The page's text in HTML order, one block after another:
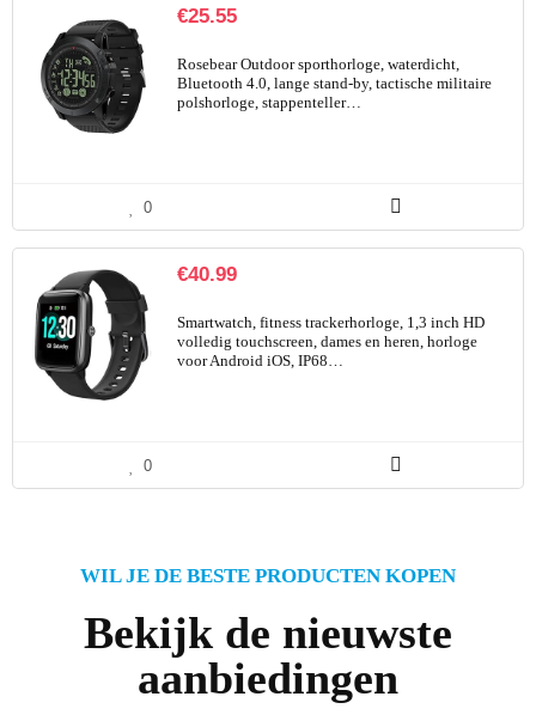
€25.55
Rosebear Outdoor sporthorloge, waterdicht,
Bluetooth 4.0, lange stand-by, tactische militaire
polshorloge, stappenteller…
0
€40.99
Smartwatch, fitness trackerhorloge, 1,3 inch HD
volledig touchscreen, dames en heren, horloge
voor Android iOS, IP68…
0
WIL JE DE BESTE PRODUCTEN KOPEN
Bekijk de nieuwste
aanbiedingen